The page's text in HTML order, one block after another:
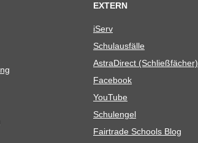
EXTERN
iServ
Schul­aus­fälle
Astra­Di­rect (Schließ­fä­cher)
Face­book
You­Tube
Schul­en­gel
Fair­trade Schools Blog